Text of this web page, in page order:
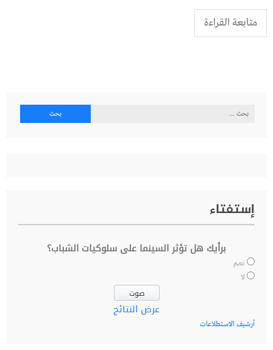
متابعة القراءة
البحث
إستفتاء
برأيك هل تؤثر السينما على سلوكيات الشباب؟
نعم
لا
عرض النتائج
أرشيف الاستطلاعات